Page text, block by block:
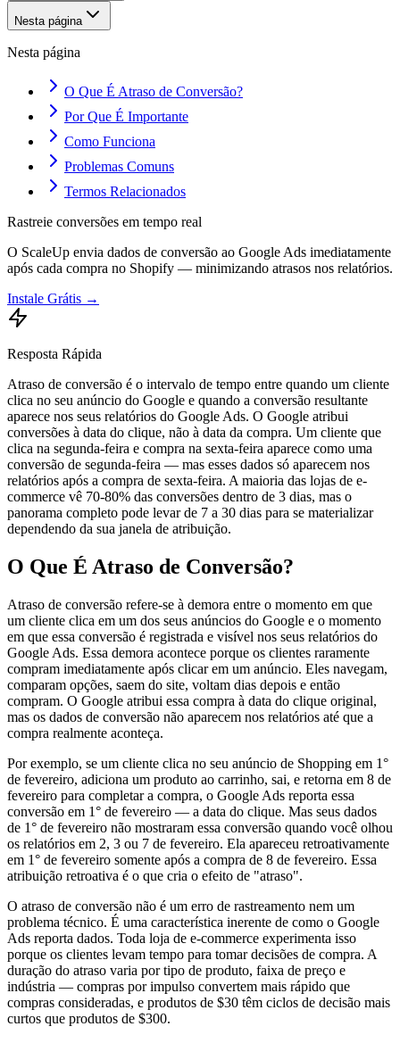
Nesta página
Nesta página
O Que É Atraso de Conversão?
Por Que É Importante
Como Funciona
Problemas Comuns
Termos Relacionados
Rastreie conversões em tempo real
O ScaleUp envia dados de conversão ao Google Ads imediatamente
após cada compra no Shopify — minimizando atrasos nos relatórios.
Instale Grátis →
Resposta Rápida
Atraso de conversão é o intervalo de tempo entre quando um cliente
clica no seu anúncio do Google e quando a conversão resultante
aparece nos seus relatórios do Google Ads. O Google atribui
conversões à data do clique, não à data da compra. Um cliente que
clica na segunda-feira e compra na sexta-feira aparece como uma
conversão de segunda-feira — mas esses dados só aparecem nos
relatórios após a compra de sexta-feira. A maioria das lojas de e-
commerce vê 70-80% das conversões dentro de 3 dias, mas o
panorama completo pode levar de 7 a 30 dias para se materializar
dependendo da sua janela de atribuição.
O Que É Atraso de Conversão?
Atraso de conversão refere-se à demora entre o momento em que
um cliente clica em um dos seus anúncios do Google e o momento
em que essa conversão é registrada e visível nos seus relatórios do
Google Ads. Essa demora acontece porque os clientes raramente
compram imediatamente após clicar em um anúncio. Eles navegam,
comparam opções, saem do site, voltam dias depois e então
compram. O Google atribui essa compra à data do clique original,
mas os dados de conversão não aparecem nos relatórios até que a
compra realmente aconteça.
Por exemplo, se um cliente clica no seu anúncio de Shopping em 1°
de fevereiro, adiciona um produto ao carrinho, sai, e retorna em 8 de
fevereiro para completar a compra, o Google Ads reporta essa
conversão em 1° de fevereiro — a data do clique. Mas seus dados
de 1° de fevereiro não mostraram essa conversão quando você olhou
os relatórios em 2, 3 ou 7 de fevereiro. Ela apareceu retroativamente
em 1° de fevereiro somente após a compra de 8 de fevereiro. Essa
atribuição retroativa é o que cria o efeito de "atraso".
O atraso de conversão não é um erro de rastreamento nem um
problema técnico. É uma característica inerente de como o Google
Ads reporta dados. Toda loja de e-commerce experimenta isso
porque os clientes levam tempo para tomar decisões de compra. A
duração do atraso varia por tipo de produto, faixa de preço e
indústria — compras por impulso convertem mais rápido que
compras consideradas, e produtos de $30 têm ciclos de decisão mais
curtos que produtos de $300.